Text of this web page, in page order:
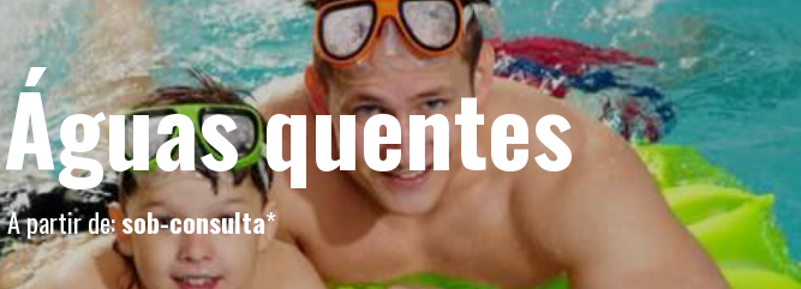
quentes
A partir de:sob-consulta*